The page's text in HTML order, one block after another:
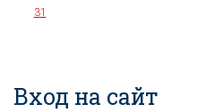
31
Вход на сайт